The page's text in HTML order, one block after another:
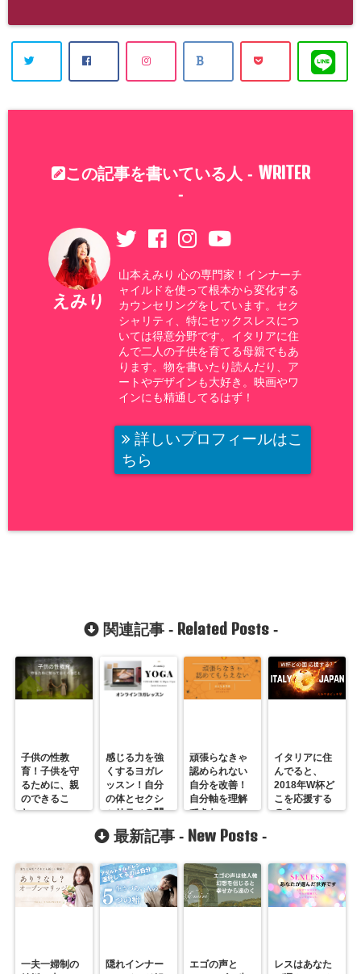
この記事を書いている人 - WRITER
-
えみり
山本えみり 心の専門家！インナーチ
ャイルドを使って根本から変化する
カウンセリングをしています。セク
シャリティ、特にセックスレスにつ
いては得意分野です。イタリアに住
んで二人の子供を育てる母親でもあ
ります。物を書いたり読んだり、ア
ートやデザインも大好き。映画やワ
インにも精通してるはず！
詳しいプロフィールはこ
ちら
関連記事 - Related Posts-
子供の性教
育！子供を守
るために、親
のできるこ
と。
感じる力を強
くするヨガレ
ッスン！自分
の体とセクシ
ャリティの関
係 11月
頑張らなきゃ
認められない
自分を改善！
自分軸を理解
できた
イタリアに住
んでると、
2018年W杯ど
こを応援する
の？
最新記事 - New Posts -
一夫一婦制の
隠れインナー
エゴの声と
レスはあなた